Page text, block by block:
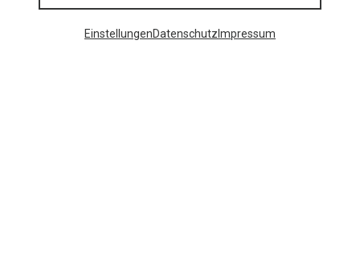
EinstellungenDatenschutz Impressum